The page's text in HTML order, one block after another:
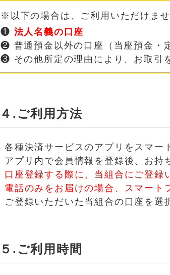
※以下の場合は、ご利用いただけま
❶ 法人名義の口座
❷ 普通預金以外の口座（当座預金・
❸ その他所定の理由により、お取引
４.ご利用方法
各種決済サービスのアプリをスマー
アプリ内で会員情報を登録後、お持
口座登録する際に、当組合にご登
電話のみをお届けの場合、スマー
ご登録いただいた当組合の口座を選
５.ご利用時間